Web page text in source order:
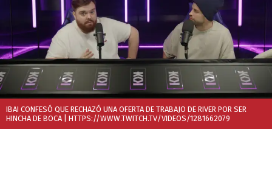
IBAI CONFESÓ QUE RECHAZÓ UNA OFERTA DE TRABAJO DE RIVER POR SER
HINCHA DE BOCA | HTTPS://WWW.TWITCH.TV/VIDEOS/1281662079